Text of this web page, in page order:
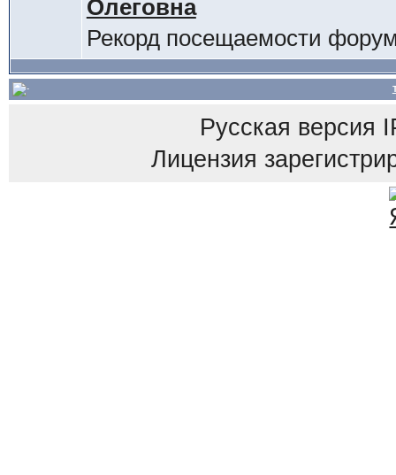
Олеговна
Рекорд посещаемости
Русская версия
Лицензия